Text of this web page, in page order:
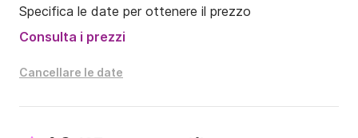
Boa trainata (1 persona): 20 €
Wakeboard: 25 €
? Importante: sebbene la barca sia attrezzata per gli
Specifica le date per ottenere il prezzo
Consulta i prezzi
Cancellare le date